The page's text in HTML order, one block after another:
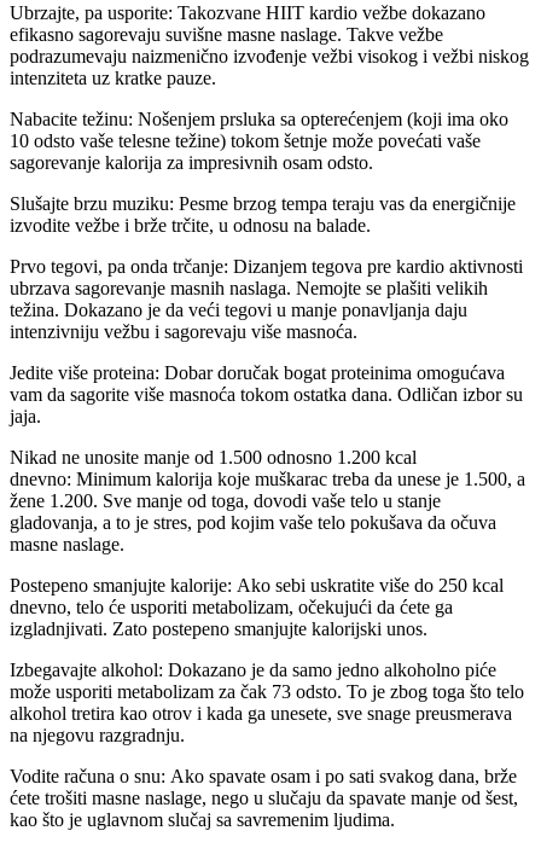
Ubrzajte, pa usporite: Takozvane HIIT kardio vežbe dokazano
efikasno sagorevaju suvišne masne naslage. Takve vežbe
podrazumevaju naizmenično izvođenje vežbi visokog i vežbi niskog
intenziteta uz kratke pauze.
Nabacite težinu: Nošenjem prsluka sa opterećenjem (koji ima oko
10 odsto vaše telesne težine) tokom šetnje može povećati vaše
sagorevanje kalorija za impresivnih osam odsto.
Slušajte brzu muziku: Pesme brzog tempa teraju vas da energičnije
izvodite vežbe i brže trčite, u odnosu na balade.
Prvo tegovi, pa onda trčanje: Dizanjem tegova pre kardio aktivnosti
ubrzava sagorevanje masnih naslaga. Nemojte se plašiti velikih
težina. Dokazano je da veći tegovi u manje ponavljanja daju
intenzivniju vežbu i sagorevaju više masnoća.
Jedite više proteina: Dobar doručak bogat proteinima omogućava
vam da sagorite više masnoća tokom ostatka dana. Odličan izbor su
jaja.
Nikad ne unosite manje od 1.500 odnosno 1.200 kcal
dnevno: Minimum kalorija koje muškarac treba da unese je 1.500, a
žene 1.200. Sve manje od toga, dovodi vaše telo u stanje
gladovanja, a to je stres, pod kojim vaše telo pokušava da očuva
masne naslage.
Postepeno smanjujte kalorije: Ako sebi uskratite više do 250 kcal
dnevno, telo će usporiti metabolizam, očekujući da ćete ga
izgladnjivati. Zato postepeno smanjujte kalorijski unos.
Izbegavajte alkohol: Dokazano je da samo jedno alkoholno piće
može usporiti metabolizam za čak 73 odsto. To je zbog toga što telo
alkohol tretira kao otrov i kada ga unesete, sve snage preusmerava
na njegovu razgradnju.
Vodite računa o snu: Ako spavate osam i po sati svakog dana, brže
ćete trošiti masne naslage, nego u slučaju da spavate manje od šest,
kao što je uglavnom slučaj sa savremenim ljudima.